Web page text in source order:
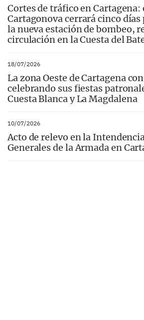
Cortes de tráfico en Cartagena:
Cartagonova cerrará cinco días
la nueva estación de bombeo,
circulación en la Cuesta del
18/07/2026
La zona Oeste de Cartagena
celebrando sus fiestas
Cuesta Blanca y La Magdalena
10/07/2026
Acto de relevo en la
Generales de la Armada en